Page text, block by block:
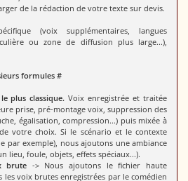
de la rédaction de votre texte sur devis.
(voix supplémentaires, langues
ou zone de diffusion plus large...),
formules #
plus classique. Voix enregistrée et traitée
prise, pré-montage voix, suppression des
égalisation, compression...) puis mixée à
votre choix. Si le scénario et le contexte
par exemple), nous ajoutons une ambiance
lieu, foule, objets, effets spéciaux...).
brute -> Nous ajoutons le fichier haute
voix brutes enregistrées par le comédien